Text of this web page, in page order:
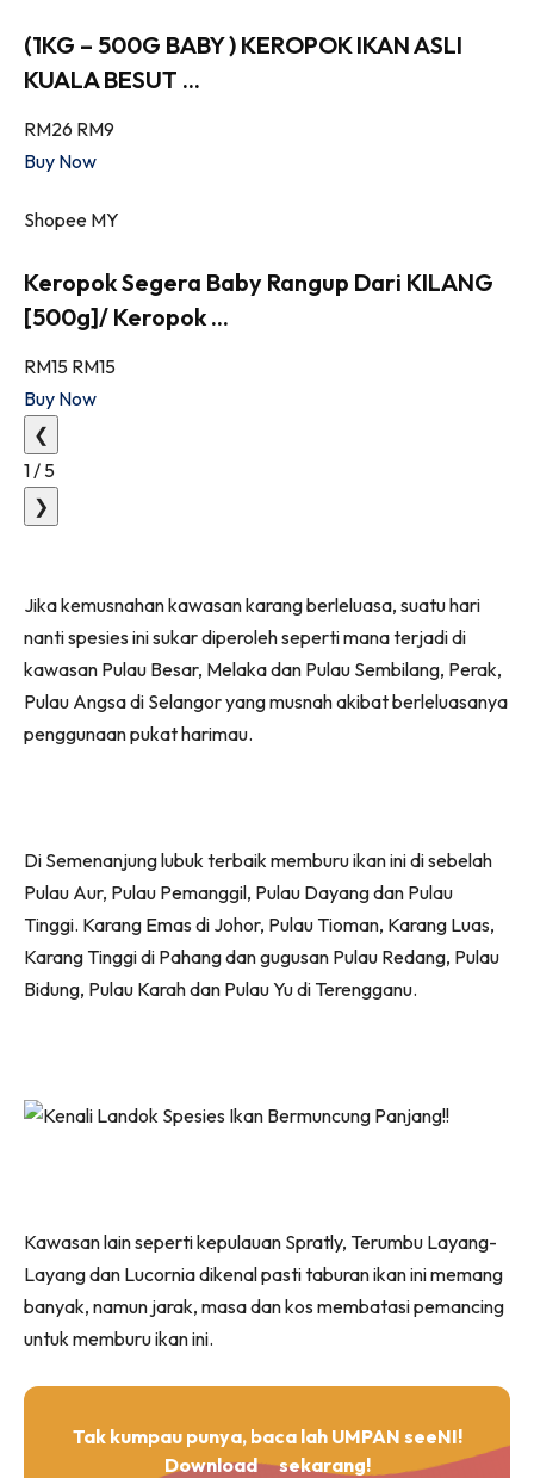
(1KG – 500G BABY ) KEROPOK IKAN ASLI
KUALA BESUT ...
RM26 RM9
Buy Now
Shopee MY
Keropok Segera Baby Rangup Dari KILANG
[500g]/ Keropok ...
RM15 RM15
Buy Now
❮
1 / 5
❯
Jika kemusnahan kawasan karang berleluasa, suatu hari
nanti spesies ini sukar diperoleh seperti mana terjadi di
kawasan Pulau Besar, Melaka dan Pulau Sembilang, Perak,
Pulau Angsa di Selangor yang musnah akibat berleluasanya
penggunaan pukat harimau.
Di Semenanjung lubuk terbaik memburu ikan ini di sebelah
Pulau Aur, Pulau Pemanggil, Pulau Dayang dan Pulau
Tinggi. Karang Emas di Johor, Pulau Tioman, Karang Luas,
Karang Tinggi di Pahang dan gugusan Pulau Redang, Pulau
Bidung, Pulau Karah dan Pulau Yu di Terengganu.
Kawasan lain seperti kepulauan Spratly, Terumbu Layang-
Layang dan Lucornia dikenal pasti taburan ikan ini memang
banyak, namun jarak, masa dan kos membatasi pemancing
untuk memburu ikan ini.
Tak kumpau punya, baca lah UMPAN seeNI!
Download
sekarang!